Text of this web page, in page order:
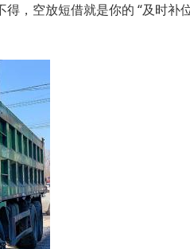
，空放短借就是你的 “及时补